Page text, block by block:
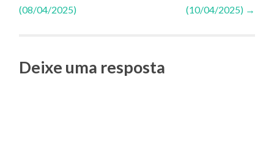
de
Posts
(08/04/2025)
(10/04/2025) →
Deixe uma resposta